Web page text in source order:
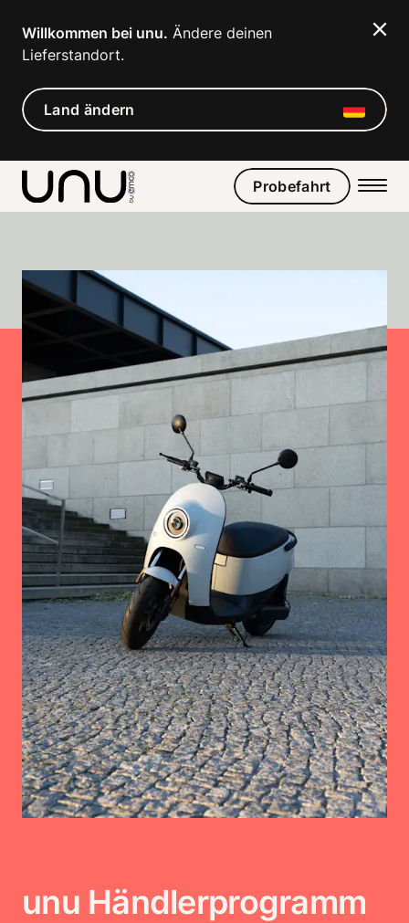
Willkommen bei unu. Ändere deinen
Lieferstandort.
Land ändern
Probefahrt
unu Händlerprogramm